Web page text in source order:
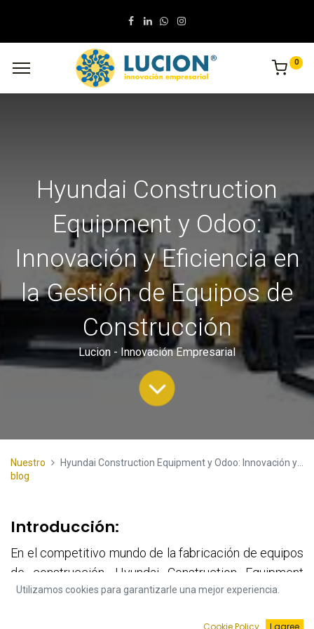
0
Hyundai Construction
Equipment y Odoo:
Innovación y Eficiencia en
la Gestión de Equipos de
Construcción
Lucion - Innovación Empresarial
Nuestro
blog
Hyundai Construction Equipment y Odoo: Innovación y Eficiencia en la Gestión de Equipos de Construcción
Introducción:
En el competitivo mundo de la fabricación de equipos
de construcción, Hyundai Construction Equipment
Americas, Inc., una división de Hyundai Heavy
Utilizamos cookies para garantizarle una mejor experiencia.
Cookie Policy I agree